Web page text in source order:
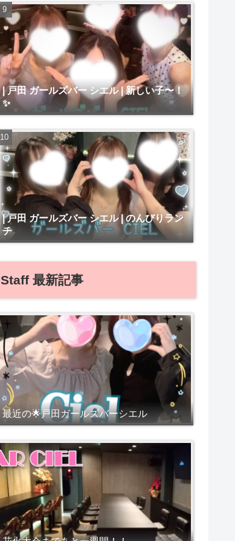
| 戸田 ガールズバー シエル | 新しい子〜！
✨
| 戸田 ガールズバー シエル | のんびりラン
チ
Staff 最新記事
最近の🌟戸田ガールズバーシエル